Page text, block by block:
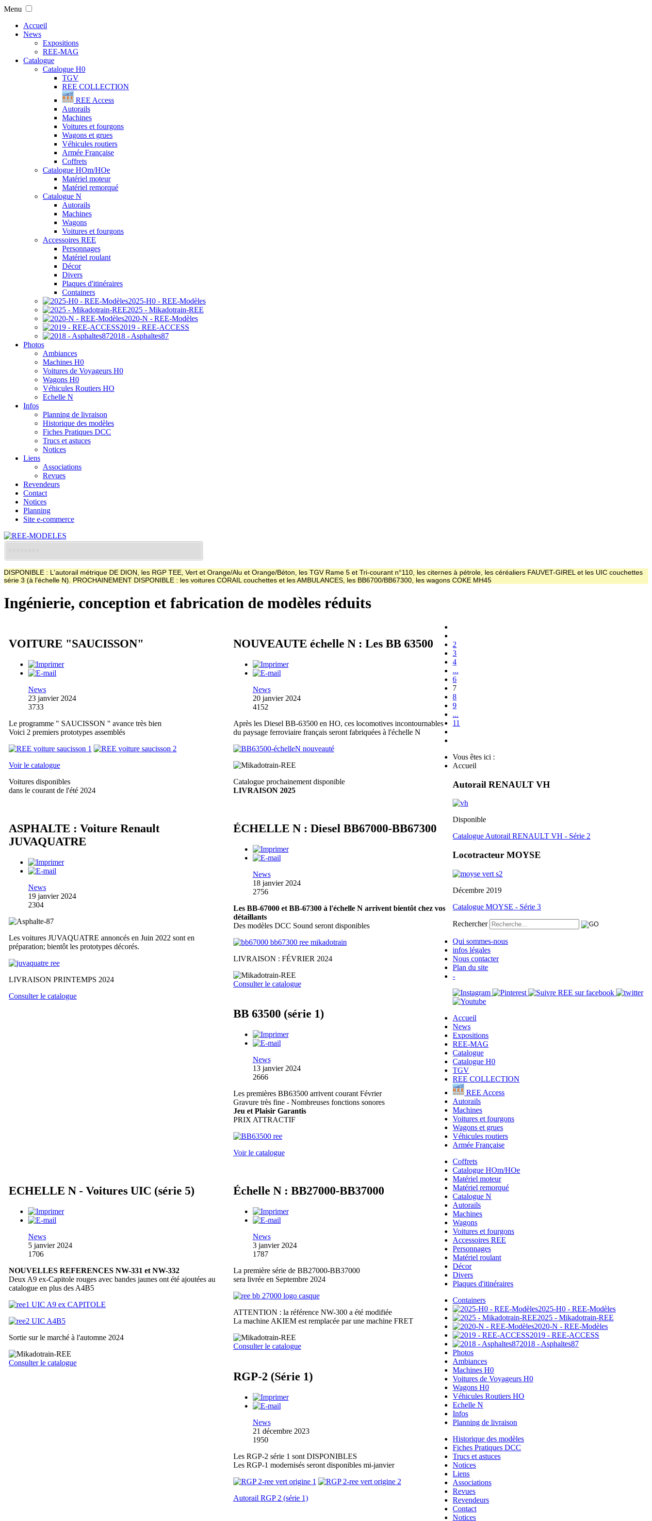
Menu
Accueil
News
Expositions
REE-MAG
Catalogue
Catalogue H0
TGV
REE COLLECTION
REE Access
Autorails
Machines
Voitures et fourgons
Wagons et grues
Véhicules routiers
Armée Française
Coffrets
Catalogue HOm/HOe
Matériel moteur
Matériel remorqué
Catalogue N
Autorails
Machines
Wagons
Voitures et fourgons
Accessoires REE
Personnages
Matériel roulant
Décor
Divers
Plaques d'itinéraires
Containers
2025-H0 - REE-Modèles
2025 - Mikadotrain-REE
2020-N - REE-Modèles
2019 - REE-ACCESS
2018 - Asphaltes87
Photos
Ambiances
Machines H0
Voitures de Voyageurs H0
Wagons H0
Véhicules Routiers HO
Echelle N
Infos
Planning de livraison
Historique des modèles
Fiches Pratiques DCC
Trucs et astuces
Notices
Liens
Associations
Revues
Revendeurs
Contact
Notices
Planning
Site e-commerce
DISPONIBLE : L'autorail métrique DE DION, les RGP TEE, Vert et Orange/Alu et Orange/Béton, les TGV Rame 5 et Tri-courant n°110, les citernes à pétrole, les céréaliers FAUVET-GIREL et les UIC couchettes
série 3 (à l'échelle N). PROCHAINEMENT DISPONIBLE : les voitures CORAIL couchettes et les AMBULANCES, les BB6700/BB67300, les wagons COKE MH45
Ingénierie, conception et fabrication de modèles réduits
VOITURE "SAUCISSON"
News
23 janvier 2024
3733
Le programme " SAUCISSON " avance très bien
Voici 2 premiers prototypes assemblés
Voir le catalogue
Voitures disponibles
dans le courant de l'été 2024
NOUVEAUTE échelle N : Les BB 63500
News
20 janvier 2024
4152
Après les Diesel BB-63500 en HO, ces locomotives incontournables
du paysage ferroviaire français seront fabriquées à l'échelle N
Catalogue prochainement disponible
LIVRAISON 2025
ASPHALTE : Voiture Renault
JUVAQUATRE
News
19 janvier 2024
2304
Les voitures JUVAQUATRE annoncés en Juin 2022 sont en
préparation; bientôt les prototypes décorés.
LIVRAISON PRINTEMPS 2024
Consulter le catalogue
ÉCHELLE N : Diesel BB67000-BB67300
News
18 janvier 2024
2756
Les BB-67000 et BB-67300 à l'échelle N arrivent bientôt chez vos
détaillants
Des modèles DCC Sound seront disponibles
LIVRAISON : FÉVRIER 2024
Consulter le catalogue
BB 63500 (série 1)
News
13 janvier 2024
2666
Les premières BB63500 arrivent courant Février
Gravure très fine - Nombreuses fonctions sonores
Jeu et Plaisir Garantis
PRIX ATTRACTIF
Voir le catalogue
ECHELLE N - Voitures UIC (série 5)
News
5 janvier 2024
1706
NOUVELLES REFERENCES NW-331 et NW-332
Deux A9 ex-Capitole rouges avec bandes jaunes ont été ajoutées au
catalogue en plus des A4B5
Sortie sur le marché à l'automne 2024
Consulter le catalogue
Échelle N : BB27000-BB37000
News
3 janvier 2024
1787
La première série de BB27000-BB37000
sera livrée en Septembre 2024
ATTENTION : la référence NW-300 a été modifiée
La machine AKIEM est remplacée par une machine FRET
Consulter le catalogue
RGP-2 (Série 1)
News
21 décembre 2023
1950
Les RGP-2 série 1 sont DISPONIBLES
Les RGP-1 modernisés seront disponibles mi-janvier
Autorail RGP 2 (série 1)
2
3
4
...
6
7
8
9
...
11
Vous êtes ici :
Accueil
Autorail RENAULT VH
Disponible
Catalogue Autorail RENAULT VH - Série 2
Locotracteur MOYSE
Décembre 2019
Catalogue MOYSE - Série 3
Rechercher
Qui sommes-nous
infos légales
Nous contacter
Plan du site
-
Accueil
News
Expositions
REE-MAG
Catalogue
Catalogue H0
TGV
REE COLLECTION
REE Access
Autorails
Machines
Voitures et fourgons
Wagons et grues
Véhicules routiers
Armée Française
Coffrets
Catalogue HOm/HOe
Matériel moteur
Matériel remorqué
Catalogue N
Autorails
Machines
Wagons
Voitures et fourgons
Accessoires REE
Personnages
Matériel roulant
Décor
Divers
Plaques d'itinéraires
Containers
2025-H0 - REE-Modèles
2025 - Mikadotrain-REE
2020-N - REE-Modèles
2019 - REE-ACCESS
2018 - Asphaltes87
Photos
Ambiances
Machines H0
Voitures de Voyageurs H0
Wagons H0
Véhicules Routiers HO
Echelle N
Infos
Planning de livraison
Historique des modèles
Fiches Pratiques DCC
Trucs et astuces
Notices
Liens
Associations
Revues
Revendeurs
Contact
Notices